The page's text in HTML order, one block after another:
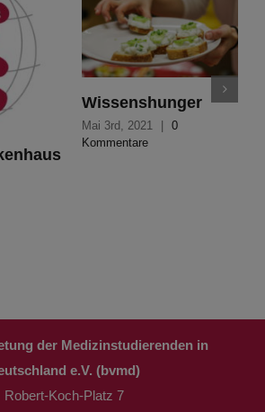
Wissenshunger
Mai 3rd, 2021
0
Kommentare
der Medizinstudierenden in
e.V. (bvmd)
Robert-Koch-Platz 7